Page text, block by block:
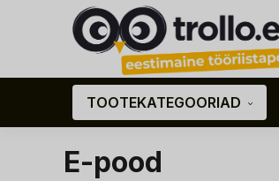
TOOTEKATEGOORIAD
E-pood